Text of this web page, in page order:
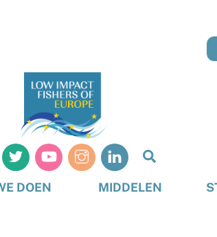
DOEN MIDDELEN